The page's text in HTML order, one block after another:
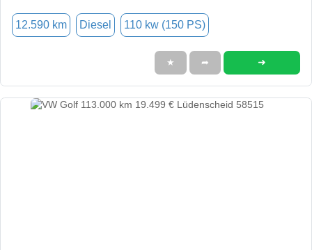
12.590 km Diesel 110 kw (150 PS)
★ ➦ ➜